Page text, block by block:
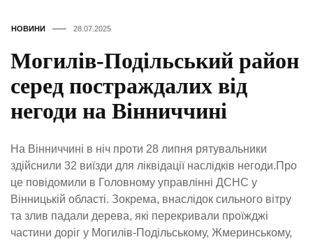
НОВИНИ 28.07.2025
Могилів-Подільський район
серед постраждалих від
негоди на Вінниччині
На Вінниччині в ніч проти 28 липня рятувальники
здійснили 32 виїзди для ліквідації наслідків негоди.Про
це повідомили в Головному управлінні ДСНС у
Вінницькій області. Зокрема, внаслідок сильного вітру
та злив падали дерева, які перекривали проїжджі
частини доріг у Могилів-Подільському, Жмеринському,